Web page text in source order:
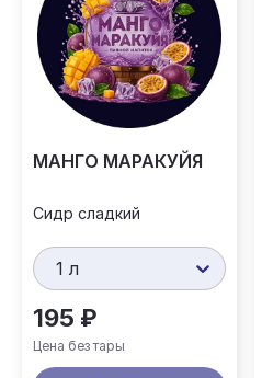
МАНГО МАРАКУЙЯ
Сидр сладкий
1 л
195 ₽
Цена без тары